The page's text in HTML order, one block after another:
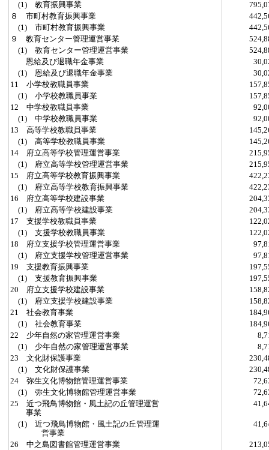
(1) 教育振興事業
８ 市町村教育振興事業
(1) 市町村教育振興事業
９ 教育センター管理運営事業
(1) 教育センター管理運営事業
恩給及び退職年金事業
(1) 恩給及び退職年金事業
11 小学校教職員事業
(1) 小学校教職員事業
12 中学校教職員事業
(1) 中学校教職員事業
13 高等学校教職員事業
(1) 高等学校教職員事業
14 府立高等学校管理運営事業
(1) 府立高等学校管理運営事業
15 府立高等学校教育振興事業
(1) 府立高等学校教育振興事業
16 府立高等学校建設事業
(1) 府立高等学校建設事業
17 支援学校教職員事業
(1) 支援学校教職員事業
18 府立支援学校管理運営事業
(1) 府立支援学校管理運営事業
19 支援教育振興事業
(1) 支援教育振興事業
20 府立支援学校建設事業
(1) 府立支援学校建設事業
21 社会教育事業
(1) 社会教育事業
22 少年自然の家管理運営事業
(1) 少年自然の家管理運営事業
23 文化財保護事業
(1) 文化財保護事業
24 弥生文化博物館管理運営事業
(1) 弥生文化博物館管理運営事業
25 近つ飛鳥博物館・風土記の丘管理運営
事業
(1) 近つ飛鳥博物館・風土記の丘管理運
営事業
26 中之島図書館管理運営事業